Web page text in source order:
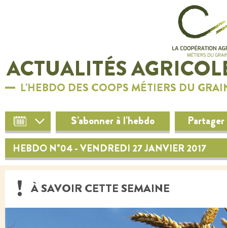
ACTUALITÉS
L'HEBDO DES COOPS MÉTIERS DU
S'abonner à l'hebdo Partager
HEBDO N°04 - VENDREDI 27 JANVIER 2017
À SAVOIR CETTE SEMAINE